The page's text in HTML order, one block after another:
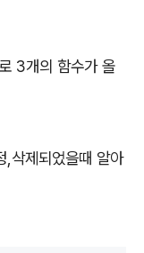
3개의 함수가 올
,삭제되었을때 알아